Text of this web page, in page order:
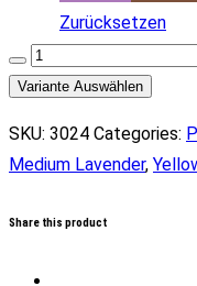
Zurücksetzen
Platte
1
1
(versch.
Variante Auswählen
SKU: 3024 Categories:
Medium Lavender,
Share this product